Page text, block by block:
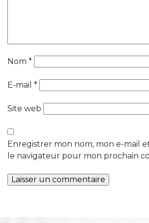
Nom *
E-mail *
Site web
Enregistrer mon nom, mon e-mail
le navigateur pour mon prochain